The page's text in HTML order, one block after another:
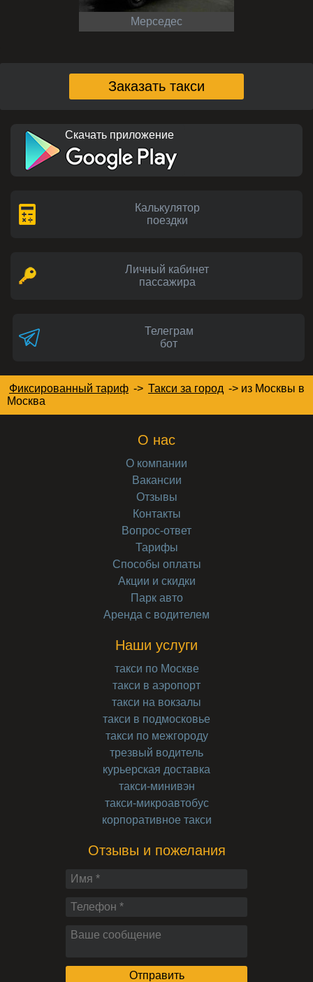
Мерседес
Заказать такси
Скачать приложение
Калькулятор
поездки
Личный кабинет
пассажира
Телеграм
бот
Фиксированный тариф -> Такси за город -> из Москвы в
Москва
О нас
О компании
Вакансии
Отзывы
Контакты
Вопрос-ответ
Тарифы
Способы оплаты
Акции и скидки
Парк авто
Аренда с водителем
Наши услуги
такси по Москве
такси в аэропорт
такси на вокзалы
такси в подмосковье
такси по межгороду
трезвый водитель
курьерская доставка
такси-минивэн
такси-микроавтобус
корпоративное такси
Отзывы и пожелания